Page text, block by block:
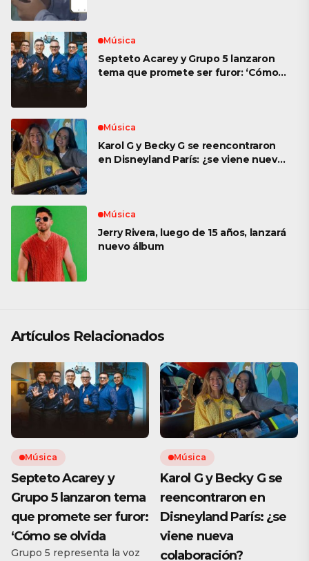
Música
Septeto Acarey y Grupo 5 lanzaron
tema que promete ser furor: ‘Cómo
Música
Karol G y Becky G se reencontraron
en Disneyland París: ¿se viene nueva
Música
Jerry Rivera, luego de 15 años, lanzará
nuevo álbum
Artículos Relacionados
Música
Septeto Acarey y
Grupo 5 lanzaron tema
que promete ser furor:
‘Cómo se olvida
Grupo 5 representa la voz
Música
Karol G y Becky G se
reencontraron en
Disneyland París: ¿se
viene nueva
colaboración?